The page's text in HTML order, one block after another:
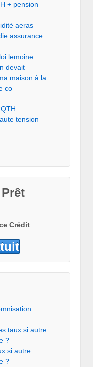
+ pension
aeras
assurance
lemoine
devait
maison à la
co
tension
Crédit
taux si autre
?
si autre
?